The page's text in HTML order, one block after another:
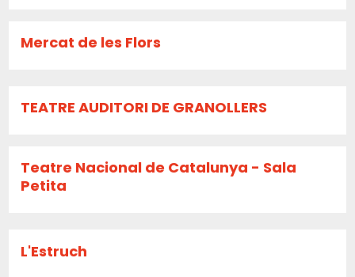
Mercat de les Flors
TEATRE AUDITORI DE GRANOLLERS
Teatre Nacional de Catalunya - Sala
Petita
L'Estruch